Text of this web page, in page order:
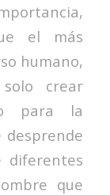
el más
humano,
crear
para la
desprende
diferentes
que